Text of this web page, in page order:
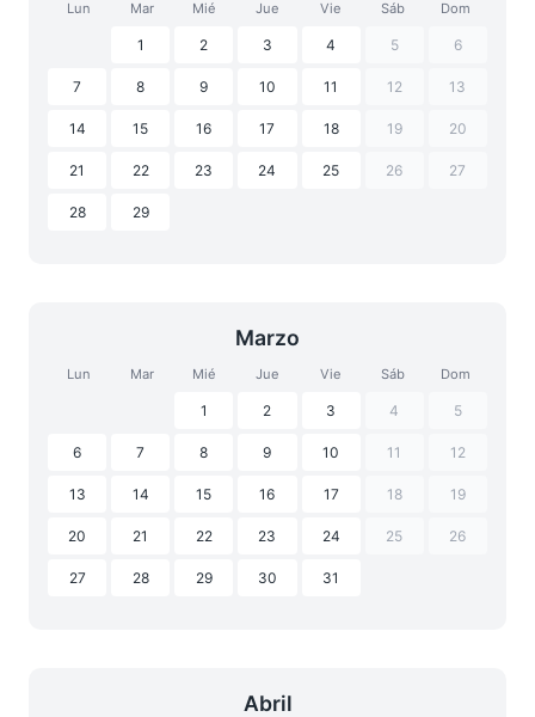
Lun Mar Mié Jue Vie Sáb Dom
1 2 3 4 5 6
7 8 9 10 11 12 13
14 15 16 17 18 19 20
21 22 23 24 25 26 27
28 29
Marzo
Lun Mar Mié Jue Vie Sáb Dom
1 2 3 4 5
6 7 8 9 10 11 12
13 14 15 16 17 18 19
20 21 22 23 24 25 26
27 28 29 30 31
Abril